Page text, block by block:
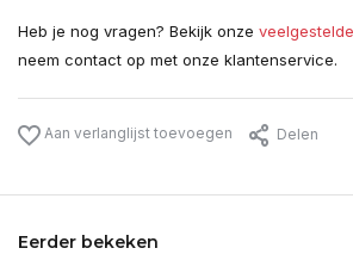
Heb je nog vragen? Bekijk onze
neem contact op met onze klantenservice.
Aan verlanglijst toevoegen Delen
Eerder bekeken